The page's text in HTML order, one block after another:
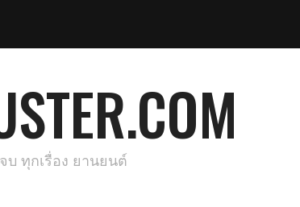
บ ทุกเรื่อง ยานยนต์